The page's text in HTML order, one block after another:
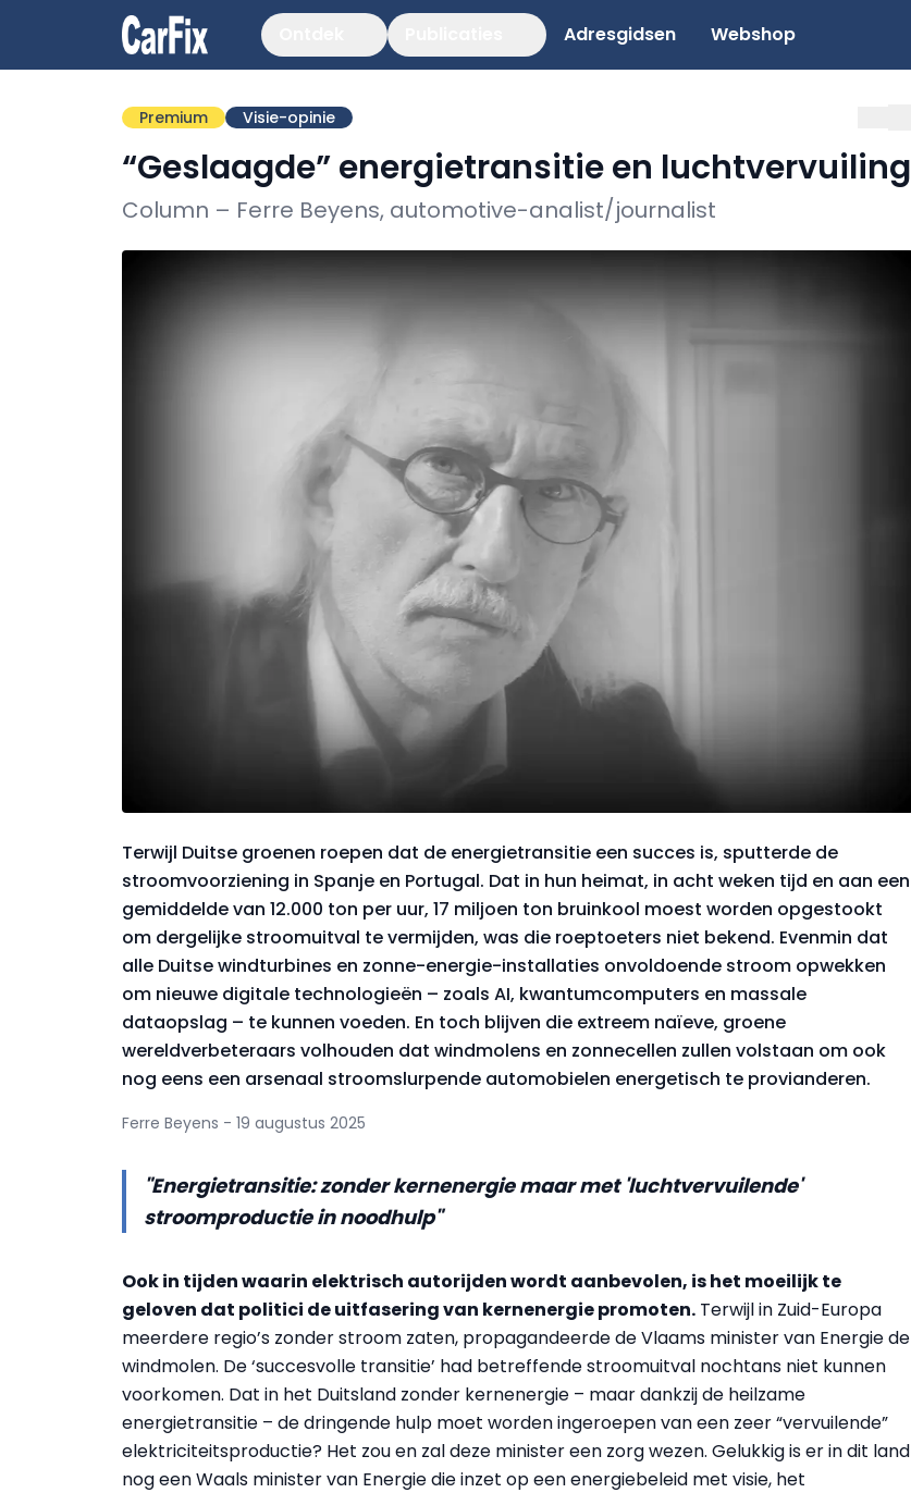
Adresgidsen Webshop
Premium Visie-opinie
“Geslaagde” energietransitie en luchtvervuiling
Column – Ferre Beyens, automotive-analist/journalist
Terwijl Duitse groenen roepen dat de energietransitie een succes is, sputterde de
stroomvoorziening in Spanje en Portugal. Dat in hun heimat, in acht weken tijd en aan een
gemiddelde van 12.000 ton per uur, 17 miljoen ton bruinkool moest worden opgestookt
om dergelijke stroomuitval te vermijden, was die roeptoeters niet bekend. Evenmin dat
alle Duitse windturbines en zonne-energie-installaties onvoldoende stroom opwekken
om nieuwe digitale technologieën – zoals AI, kwantumcomputers en massale
dataopslag – te kunnen voeden. En toch blijven die extreem naïeve, groene
wereldverbeteraars volhouden dat windmolens en zonnecellen zullen volstaan om ook
nog eens een arsenaal stroomslurpende automobielen energetisch te provianderen.
Ferre Beyens - 19 augustus 2025
"Energietransitie: zonder kernenergie maar met 'luchtvervuilende'
stroomproductie in noodhulp"
Ook in tijden waarin elektrisch autorijden wordt aanbevolen, is het moeilijk te
geloven dat politici de uitfasering van kernenergie promoten. Terwijl in Zuid-Europa
meerdere regio’s zonder stroom zaten, propagandeerde de Vlaams minister van Energie de
windmolen. De ‘succesvolle transitie’ had betreffende stroomuitval nochtans niet kunnen
voorkomen. Dat in het Duitsland zonder kernenergie – maar dankzij de heilzame
energietransitie – de dringende hulp moet worden ingeroepen van een zeer “vervuilende”
elektriciteitsproductie? Het zou en zal deze minister een zorg wezen. Gelukkig is er in dit land
nog een Waals minister van Energie die inzet op een energiebeleid met visie, het